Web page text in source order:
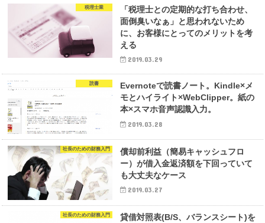
税理士業
「税理士との定期的な打ち合わせ、
面倒臭いなぁ」と思われないため
に、お客様にとってのメリットを考
える
2019.03.29
読書
Evernoteで読書ノート。Kindle×メ
モとハイライト×WebClipper。紙の
本×スマホ音声認識入力。
2019.03.28
社長のための財務入門
償却前利益（簡易キャッシュフロ
ー）が借入金返済額を下回っていて
も大丈夫なケース
2019.03.27
社長のための財務入門
貸借対照表(B/S、バランスシート)を